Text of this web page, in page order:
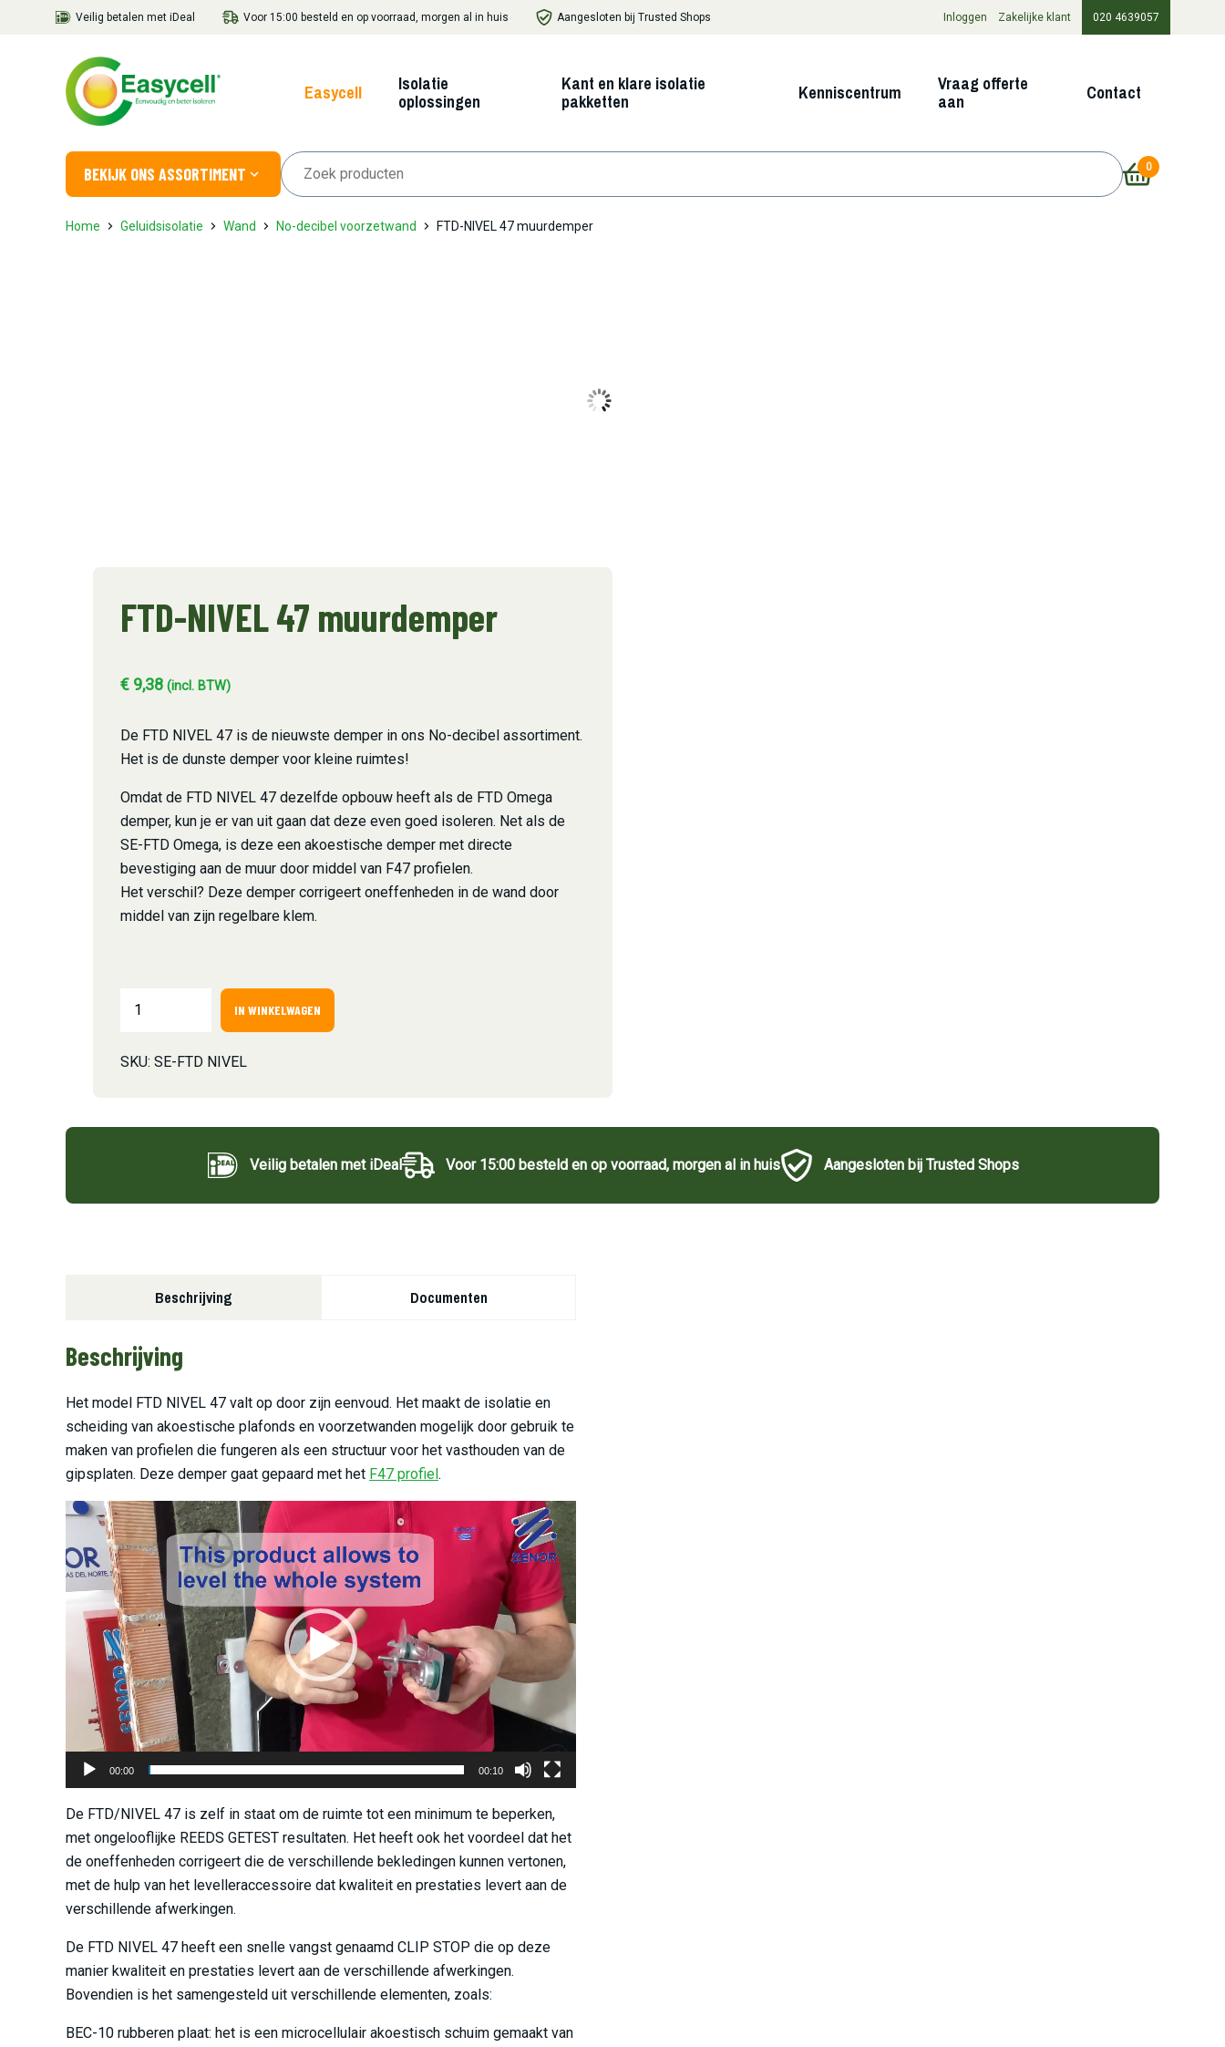
Veilig betalen met iDeal Voor 15:00 besteld en op voorraad, morgen al in huis Aangesloten bij Trusted Shops Inloggen Zakelijke klant 020 4639057
Easycell
Isolatie
oplossingen
Kant en klare isolatie
pakketten
Kenniscentrum
Vraag offerte
aan
Contact
BEKIJK ONS ASSORTIMENT 0
Home Geluidsisolatie Wand No-decibel voorzetwand FTD-NIVEL 47 muurdemper
FTD-NIVEL 47 muurdemper
€ 9,38 (incl. BTW)
De FTD NIVEL 47 is de nieuwste demper in ons No-decibel assortiment.
Het is de dunste demper voor kleine ruimtes!
Omdat de FTD NIVEL 47 dezelfde opbouw heeft als de FTD Omega
demper, kun je er van uit gaan dat deze even goed isoleren. Net als de
SE-FTD Omega, is deze een akoestische demper met directe
bevestiging aan de muur door middel van F47 profielen.
Het verschil? Deze demper corrigeert oneffenheden in de wand door
middel van zijn regelbare klem.
IN WINKELWAGEN
SKU: SE-FTD NIVEL
Veilig betalen met iDeal Voor 15:00 besteld en op voorraad, morgen al in huis Aangesloten bij Trusted Shops
Beschrijving Documenten
Beschrijving
Het model FTD NIVEL 47 valt op door zijn eenvoud. Het maakt de isolatie en
scheiding van akoestische plafonds en voorzetwanden mogelijk door gebruik te
maken van profielen die fungeren als een structuur voor het vasthouden van de
gipsplaten. Deze demper gaat gepaard met het F47 profiel .
Videospeler
00:00 00:10
De FTD/NIVEL 47 is zelf in staat om de ruimte tot een minimum te beperken,
met ongelooflijke REEDS GETEST resultaten. Het heeft ook het voordeel dat het
de oneffenheden corrigeert die de verschillende bekledingen kunnen vertonen,
met de hulp van het levelleraccessoire dat kwaliteit en prestaties levert aan de
verschillende afwerkingen.
De FTD NIVEL 47 heeft een snelle vangst genaamd CLIP STOP die op deze
manier kwaliteit en prestaties levert aan de verschillende afwerkingen.
Bovendien is het samengesteld uit verschillende elementen, zoals:
BEC-10 rubberen plaat: het is een microcellulair akoestisch schuim gemaakt van